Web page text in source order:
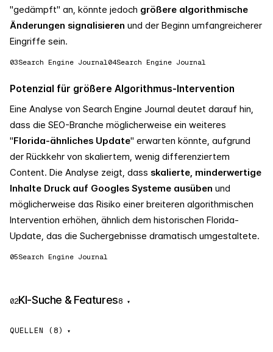
"gedämpft" an, könnte jedoch größere algorithmische
Änderungen signalisieren und der Beginn umfangreicherer
Eingriffe sein.
03Search Engine Journal04Search Engine Journal
Potenzial für größere Algorithmus-Intervention
Eine Analyse von Search Engine Journal deutet darauf hin,
dass die SEO-Branche möglicherweise ein weiteres
"Florida-ähnliches Update" erwarten könnte, aufgrund
der Rückkehr von skaliertem, wenig differenziertem
Content. Die Analyse zeigt, dass skalierte, minderwertige
Inhalte Druck auf Googles Systeme ausüben und
möglicherweise das Risiko einer breiteren algorithmischen
Intervention erhöhen, ähnlich dem historischen Florida-
Update, das die Suchergebnisse dramatisch umgestaltete.
05Search Engine Journal
02KI-Suche & Features8 ▾
QUELLEN (8)